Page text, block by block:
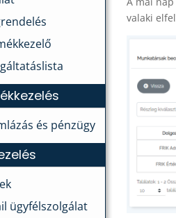
és pénzügy
ügyfélszolgálat
valaki